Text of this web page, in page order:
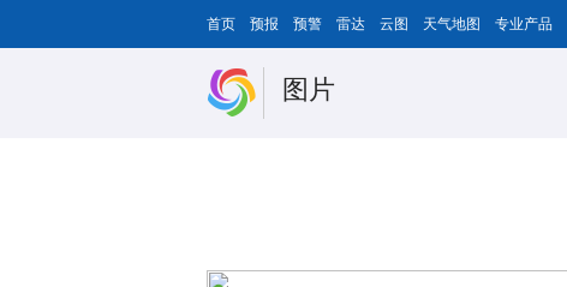
首页 预报 预警 雷达 云图 天气地图 专业产品
图片